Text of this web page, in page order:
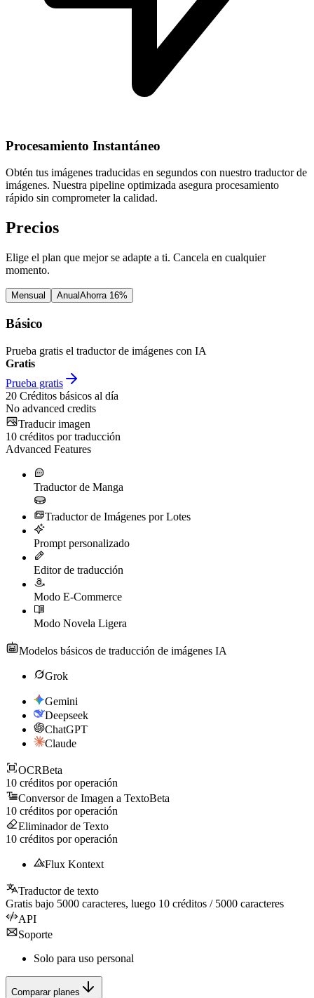
Procesamiento Instantáneo
Obtén tus imágenes traducidas en segundos con nuestro traductor de
imágenes. Nuestra pipeline optimizada asegura procesamiento
rápido sin comprometer la calidad.
Precios
Elige el plan que mejor se adapte a ti. Cancela en cualquier
momento.
Mensual AnualAhorra 16%
Básico
Prueba gratis el traductor de imágenes con IA
Gratis
Prueba gratis
20 Créditos básicos al día
No advanced credits
Traducir imagen
10 créditos por traducción
Advanced Features
Traductor de Manga
Traductor de Imágenes por Lotes
Prompt personalizado
Editor de traducción
Modo E-Commerce
Modo Novela Ligera
Modelos básicos de traducción de imágenes IA
Grok
Gemini
Deepseek
ChatGPT
Claude
OCRBeta
10 créditos por operación
Conversor de Imagen a TextoBeta
10 créditos por operación
Eliminador de Texto
10 créditos por operación
Flux Kontext
Traductor de texto
Gratis bajo 5000 caracteres, luego 10 créditos / 5000 caracteres
API
Soporte
Solo para uso personal
Comparar planes